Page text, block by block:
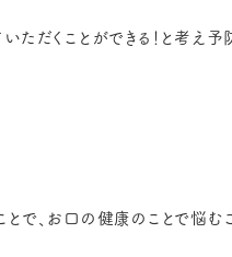
だくことができる！と考え予
、お口の健康のことで悩むこ